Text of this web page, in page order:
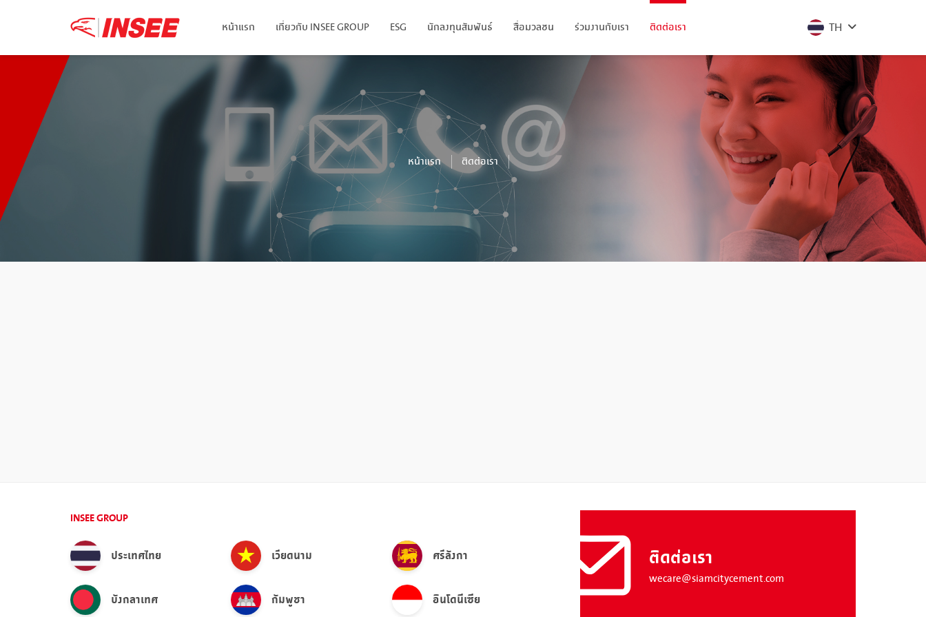
หน้าแรก เกี่ยวกับ INSEE GROUP ESG นักลงทุนสัมพันธ์ สื่อมวลชน ร่วมงานกับเรา ติดต่อเรา TH
หน้าแรก ติดต่อเรา
INSEE GROUP
ประเทศไทย เวียดนาม ศรีลังกา
บังกลาเทศ กัมพูชา อินโดนีเซีย
ติดต่อเรา
wecare@siamcitycement.com